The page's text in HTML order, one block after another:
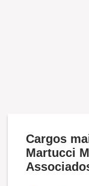
Cargos
Martucci